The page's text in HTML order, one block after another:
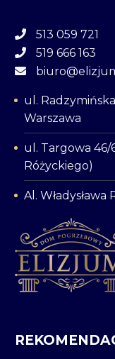
513 059 721
519 666 163
ul.
Warszawa
ul. Targowa 46/
Różyckiego)
Al.